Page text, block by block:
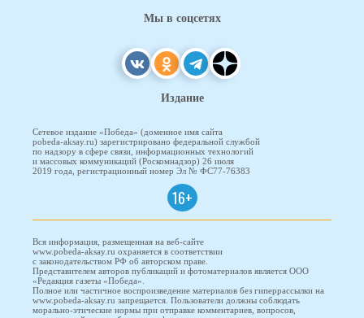
Мы в соцсетях
Издание
Сетевое издание «Победа» (доменное имя сайта
pobeda-aksay.ru) зарегистрировано федеральной службой
по надзору в сфере связи, информационных технологий
и массовых коммуникаций (Роскомнадзор) 26 июля
2019 года, регистрационный номер Эл № ФС77-76383
16+
Вся информация, размещенная на веб-сайте
www.pobeda-aksay.ru охраняется в соответствии
с законодательством РФ об авторском праве.
Представителем авторов публикаций и фотоматериалов является ООО
«Редакция газеты «Победа».
Полное или частичное воспроизведение материалов без гиперрассылки на
www.pobeda-aksay.ru запрещается. Пользователи должны соблюдать
морально-этические нормы при отправке комментариев, вопросов,